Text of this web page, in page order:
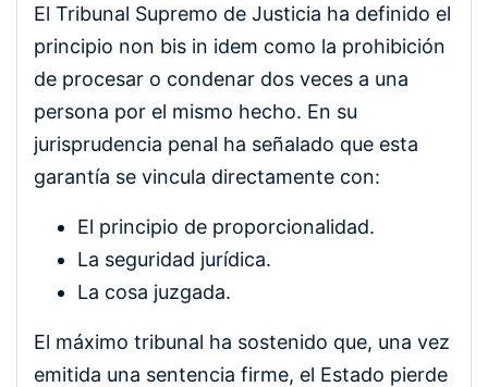
El Tribunal Supremo de Justicia ha definido el
principio non bis in idem como la prohibición
de procesar o condenar dos veces a una
persona por el mismo hecho. En su
jurisprudencia penal ha señalado que esta
garantía se vincula directamente con:
El principio de proporcionalidad.
La seguridad jurídica.
La cosa juzgada.
El máximo tribunal ha sostenido que, una vez
emitida una sentencia firme, el Estado pierde